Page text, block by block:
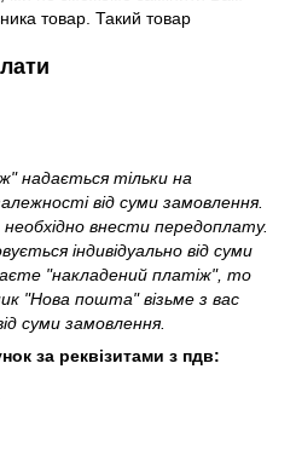
товар. Такий товар
надається тільки на
від суми замовлення.
внести передоплату.
індивідуально від суми
"накладений платіж", то
"Нова пошта" візьме з вас
суми замовлення.
за реквізитами з пдв: